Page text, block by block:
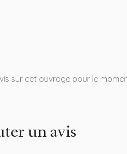
sur cet ouvrage pour le
un avis